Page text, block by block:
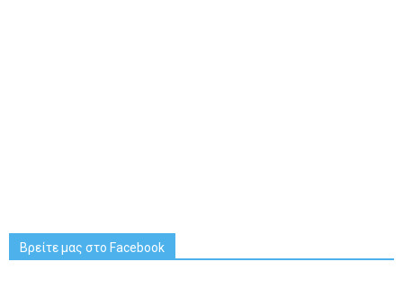
Βρείτε μας στο Facebook